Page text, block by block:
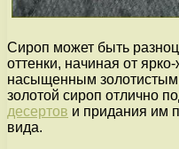
Сироп может быть
оттенки, начиная от
насыщенным золотистым
золотой сироп отлично
десертов и придания им
вида.